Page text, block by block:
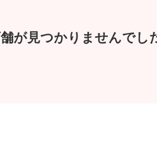
が見つかりませんでし